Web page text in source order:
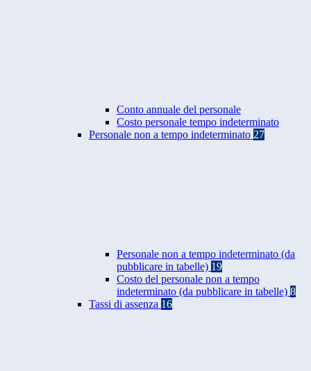
Conto annuale del personale
Costo personale tempo indeterminato
Personale non a tempo indeterminato 27
Personale non a tempo indeterminato (da
pubblicare in tabelle) 19
Costo del personale non a tempo
indeterminato (da pubblicare in tabelle) 8
Tassi di assenza 16